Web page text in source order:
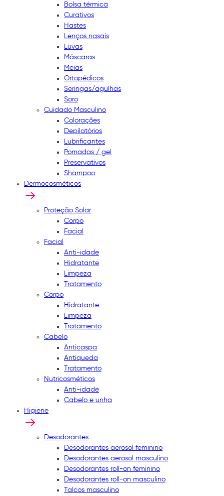
Bolsa térmica
Curativos
Hastes
Lenços nasais
Luvas
Máscaras
Meias
Ortopédicos
Seringas/agulhas
Soro
Cuidado Masculino
Colorações
Depilatórios
Lubrificantes
Pomadas / gel
Preservativos
Shampoo
Dermocosméticos
Proteção Solar
Corpo
Facial
Facial
Anti-idade
Hidratante
Limpeza
Tratamento
Corpo
Hidratante
Limpeza
Tratamento
Cabelo
Anticaspa
Antiqueda
Tratamento
Nutricosméticos
Anti-idade
Cabelo e unha
Higiene
Desodorantes
Desodorantes aerosol feminino
Desodorantes aerosol masculino
Desodorantes roll-on feminino
Desodorantes roll-on masculino
Talcos masculino